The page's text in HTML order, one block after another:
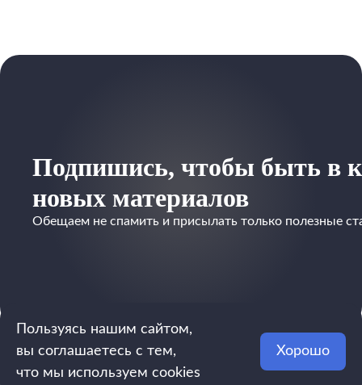
Подпишись, чтобы быть в
новых материалов
Обещаем не спамить и присылать только полезные
Пользуясь нашим сайтом,
вы соглашаетесь с тем,
что мы используем cookies
Хорошо